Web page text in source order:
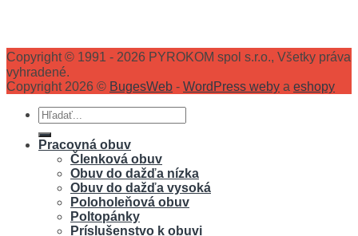
Copyright © 1991 - 2026 PYROKOM spol s.r.o., Všetky práva
vyhradené.
Copyright 2026 © BugesWeb - WordPress weby a eshopy
Hľadať:
Pracovná obuv
Členková obuv
Obuv do dažďa nízka
Obuv do dažďa vysoká
Poloholeňová obuv
Poltopánky
Príslušenstvo k obuvi